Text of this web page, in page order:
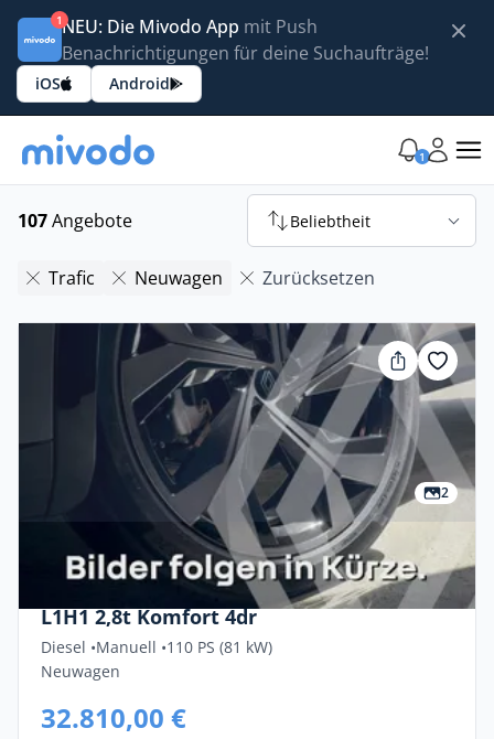
1NEU: Die Mivodo App mit Push
Benachrichtigungen für deine Suchaufträge!
iOS Android
1
107Angebote Beliebtheit
Trafic Neuwagen Zurücksetzen
2
Privat & Gewerbe
Renault Trafic-kastenwagen Blue DCi 110
L1H1 2,8t Komfort 4dr
Diesel •Manuell •110 PS (81 kW)
Neuwagen
32.810,00 €